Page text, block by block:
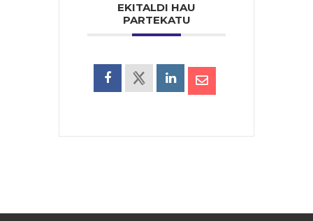
EKITALDI HAU
PARTEKATU